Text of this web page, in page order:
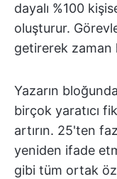
dayalı %100
oluşturur.
getirerek zaman
Yazarın
birçok yaratıcı
artırın. 25'ten
yeniden ifade
gibi tüm ortak